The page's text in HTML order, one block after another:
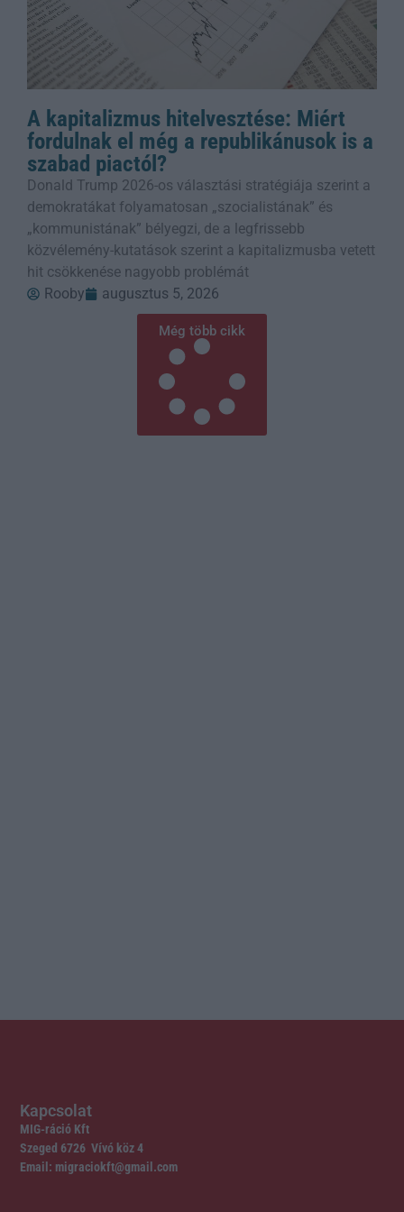
A kapitalizmus hitelvesztése: Miért
fordulnak el még a republikánusok is a
szabad piactól?
Donald Trump 2026-os választási stratégiája szerint a
demokratákat folyamatosan „szocialistának” és
„kommunistának” bélyegzi, de a legfrissebb
közvélemény-kutatások szerint a kapitalizmusba vetett
hit csökkenése nagyobb problémát
Rooby
augusztus 5, 2026
Még több cikk
Kapcsolat
MIG-ráció Kft
Szeged 6726 Vívó köz 4
Email: migraciokft@gmail.com